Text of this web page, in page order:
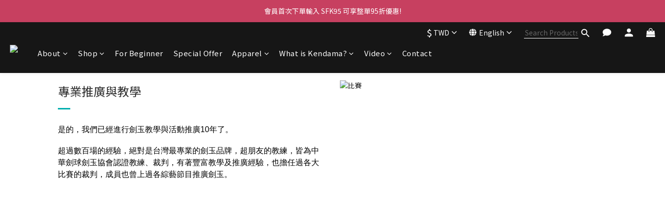
會員首次下單輸入 SFK95 可享整單95折優惠!
$ TWD English
About Shop For Beginner Special Offer Apparel What is Kendama? Video Contact
專業推廣與教學
是的，我們已經進行劍玉教學與活動推廣10年了。
超過數百場的經驗，絕對是台灣最專業的劍玉品牌，超朋友的教練，皆為中
華劍球劍玉協會認證教練、裁判，有著豐富教學及推廣經驗，也擔任過各大
比賽的裁判，成員也曾上過各綜藝節目推廣劍玉。